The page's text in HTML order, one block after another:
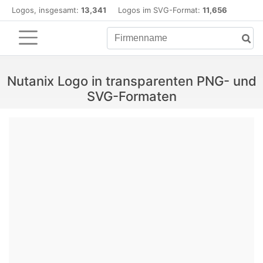
Logos, insgesamt: 13,341 Logos im SVG-Format: 11,656
Nutanix Logo in transparenten PNG- und
SVG-Formaten